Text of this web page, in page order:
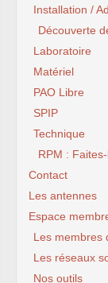
Installation /
Découverte
Laboratoire
Matériel
PAO Libre
SPIP
Technique
RPM :
Contact
Les antennes
Espace
Les membres
Les réseaux
Nos outils